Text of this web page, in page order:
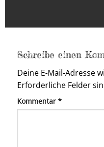
Schreibe einen
Deine E-Mail-Adresse
Erforderliche Felder
Kommentar *